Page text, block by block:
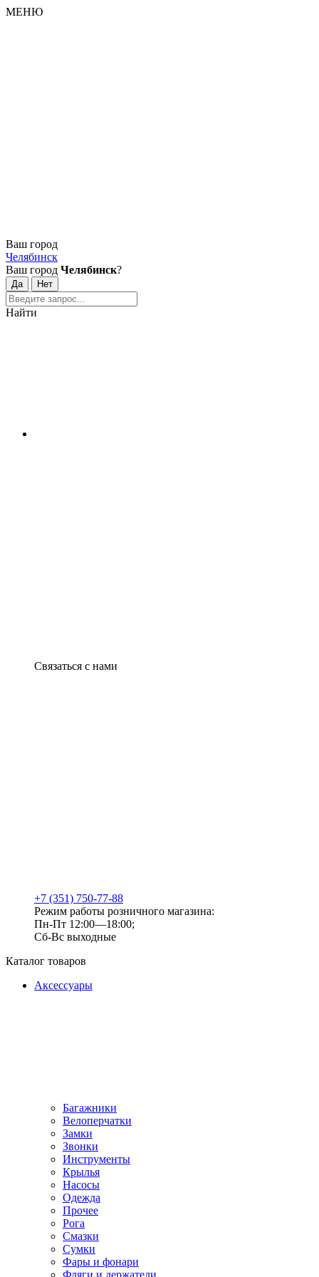
МЕНЮ
Ваш город
Челябинск
Ваш город Челябинск?
Найти
Связаться с нами
+7 (351) 750-77-88
Режим работы розничного магазина:
Пн-Пт 12:00—18:00;
Сб-Вс выходные
Каталог товаров
Аксессуары
Багажники
Велоперчатки
Замки
Звонки
Инструменты
Крылья
Насосы
Одежда
Прочее
Рога
Смазки
Сумки
Фары и фонари
Фляги и держатели